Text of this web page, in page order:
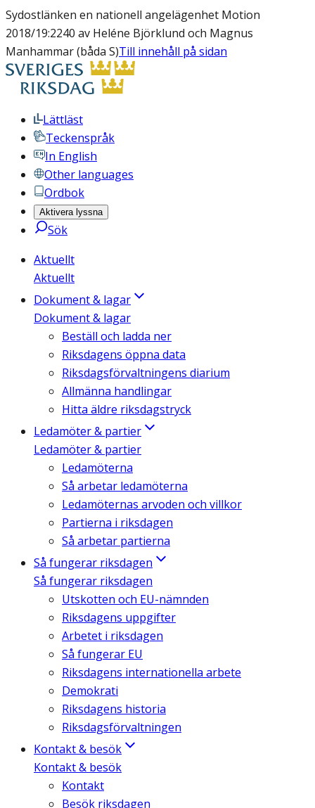
Sydostlänken en nationell angelägenhet Motion
2018/19:2240 av Heléne Björklund och Magnus
Manhammar (båda S)Till innehåll på sidan
Lättläst
Teckenspråk
In English
Other languages
Ordbok
Aktivera lyssna
Sök
Aktuellt
Aktuellt
Dokument & lagar
Dokument & lagar
Beställ och ladda ner
Riksdagens öppna data
Riksdagsförvaltningens diarium
Allmänna handlingar
Hitta äldre riksdagstryck
Ledamöter & partier
Ledamöter & partier
Ledamöterna
Så arbetar ledamöterna
Ledamöternas arvoden och villkor
Partierna i riksdagen
Så arbetar partierna
Så fungerar riksdagen
Så fungerar riksdagen
Utskotten och EU-nämnden
Riksdagens uppgifter
Arbetet i riksdagen
Så fungerar EU
Riksdagens internationella arbete
Demokrati
Riksdagens historia
Riksdagsförvaltningen
Kontakt & besök
Kontakt & besök
Kontakt
Besök riksdagen